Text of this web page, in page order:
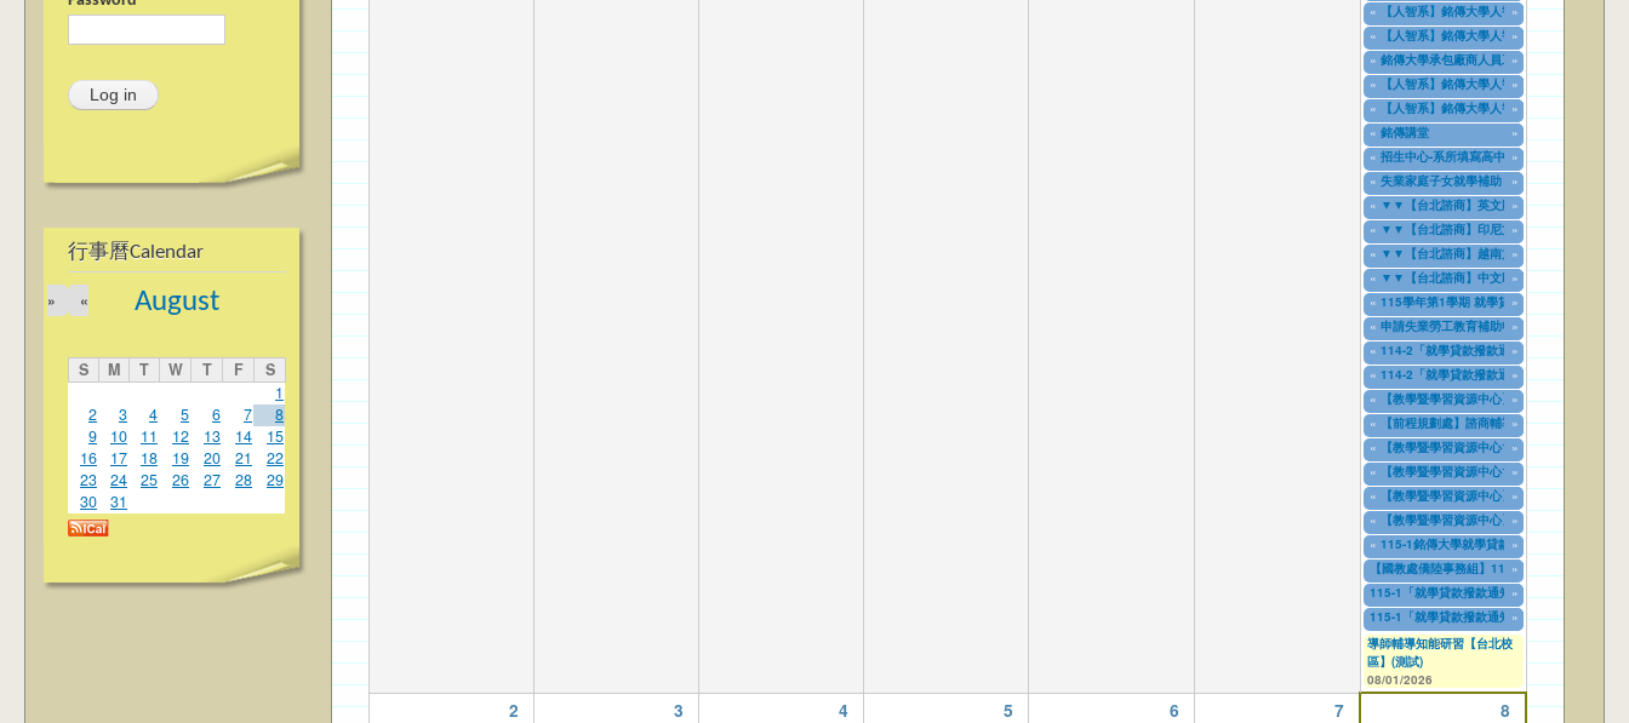
行事曆Calendar
August
«
»
S M T W T F
S
1
2
3 4 5 6 7
8
9
10 11 12 13 14
15
16
17 18 19 20 21
22
23
24 25 26 27 28
29
30
31
04/08/2025to04/08/2027
«
【人智系】銘傳大學人智系-大學部家長問卷
04/08/2025to04/08/2027
»
«
【人智系】銘傳大學人智系-碩士班家長問卷
04/08/2025to04/08/2027
»
« 銘傳大學承包廠商人員工作提點
04/10/2025to04/10/2028
»
«
【人智系】銘傳大學人智系-大學部雇主問卷
08/24/2025to08/24/2027
»
«
【人智系】銘傳大學人智系-碩士班雇主問卷
08/24/2025to08/24/2027
»
« 銘傳講堂
09/01/2025to08/31/2026
»
« 招生中心-系所填寫高中宣導教師(連同做為登
09/01/2025to08/31/2026
»
« 失業家庭子女就學補助
09/03/2025to09/03/2028
»
« ▼▼【台北諮商】英文版BSRS_Brief
12/23/2025to12/23/2028
»
« ▼▼【台北諮商】印尼文BSRS_Skala
12/23/2025to12/23/2028
»
« ▼▼【台北諮商】越南文BSRS_Thang đo
12/23/2025to12/23/2028
»
« ▼▼【台北諮商】中文BSRS_簡式健康量表
12/23/2025to12/23/2028
»
« 115學年第1學期 就學貸款資訊專區
01/01/2026to12/31/2029
»
« 申請失業勞工教育補助申請表
01/02/2026to12/31/2026
»
« 114-2「就學貸款撥款通知書」上傳專區(桃園
01/15/2026to12/31/2026
»
« 114-2「就學貸款撥款通知書」上傳專區(台北
01/15/2026to12/30/2026
»
«
【教學暨學習資源中心】114年9月18日「
03/26/2026to08/26/2026
»
«
【前程規劃處】諮商輔導中心回饋表(健康自
05/05/2026to05/21/2027
»
«
【教學暨學習資源中心115上TA研習課程-台
06/12/2026to09/09/2026
»
«
【教學暨學習資源中心115上TA研習課程-桃
06/12/2026to09/07/2026
»
«
【教學暨學習資源中心】115學年度上學期
06/23/2026to08/14/2026
»
«
【教學暨學習資源中心】11501-課程需求
07/30/2026to08/14/2026
»
« 115-1銘傳大學就學貸款申請表單(115年８月
07/31/2026to12/31/2029
»
【國教處僑陸事務組】115學年度陸生畢業生滿
08/01/2026to07/31/2027
»
115-1「就學貸款撥款通知書」上傳專區(台北、
08/01/2026to12/31/2026
»
115-1「就學貸款撥款通知書」上傳專區(桃園校
08/01/2026to12/31/2026
»
導師輔導知能研習【台北校
區】(測試)
08/01/2026
2 3 4 5 6 7 8